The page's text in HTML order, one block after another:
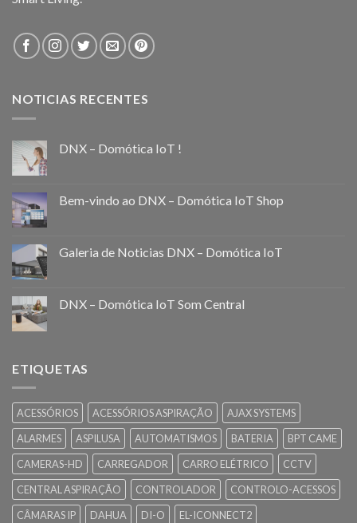
NOTICIAS RECENTES
DNX – Domótica IoT !
Bem-vindo ao DNX – Domótica IoT Shop
Galeria de Noticias DNX – Domótica IoT
DNX – Domótica IoT Som Central
ETIQUETAS
ACESSÓRIOS ACESSÓRIOS ASPIRAÇÃO
AJAX SYSTEMS
ALARMES
ASPILUSA AUTOMATISMOS BATERIA
BPT CAME
CAMERAS-HD
CARREGADOR CARRO ELÉTRICO
CCTV
CENTRAL ASPIRAÇÃO
CONTROLADOR
CONTROLO-ACESSOS
CÂMARAS IP
DAHUA DI-O
EL-ICONNECT2